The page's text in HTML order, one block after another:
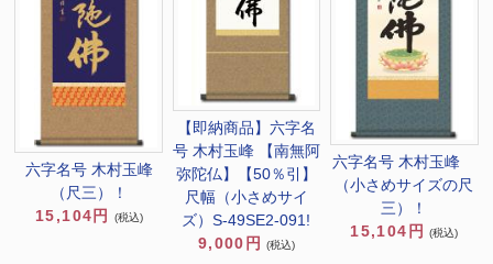
六字名号 木村玉峰
（尺三）！
15,104円
(税込)
【即納商品】六字名
号 木村玉峰 【南無阿
弥陀仏】【50％引】
尺幅（小さめサイ
ズ）S-49SE2-091!
9,000円 (税込)
六字名号 木村玉峰
（小さめサイズの尺
三）！
15,104円
(税込)